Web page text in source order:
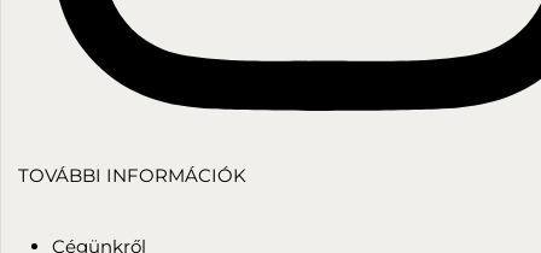
TOVÁBBI INFORMÁCIÓK
Cégünkről